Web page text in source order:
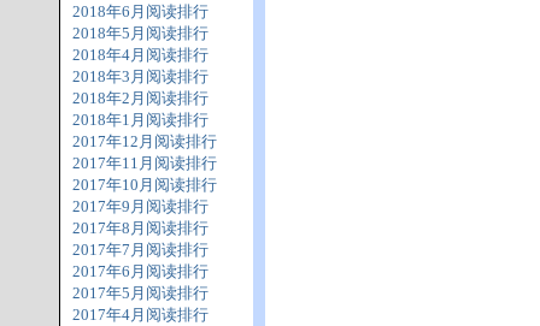
2018年6月阅读排行
2018年5月阅读排行
2018年4月阅读排行
2018年3月阅读排行
2018年2月阅读排行
2018年1月阅读排行
2017年12月阅读排行
2017年11月阅读排行
2017年10月阅读排行
2017年9月阅读排行
2017年8月阅读排行
2017年7月阅读排行
2017年6月阅读排行
2017年5月阅读排行
2017年4月阅读排行